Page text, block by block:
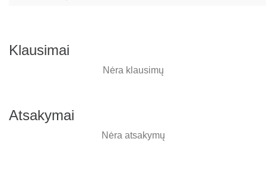
Klausimai
Nėra klausimų
Atsakymai
Nėra atsakymų